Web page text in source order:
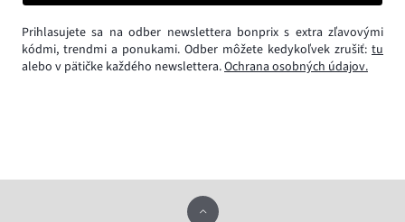
Prihlasujete sa na odber newslettera bonprix s extra zľavovými
kódmi, trendmi a ponukami. Odber môžete kedykoľvek zrušiť: tu
alebo v pätičke každého newslettera.Ochrana osobných údajov.